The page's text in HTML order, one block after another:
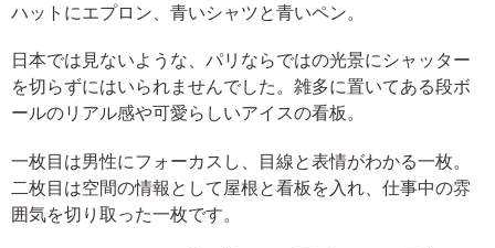
ハットにエプロン、青いシャツと青いペン。
日本では見ないような、パリならではの光景にシャッター
を切らずにはいられませんでした。雑多に置いてある段ボ
ールのリアル感や可愛らしいアイスの看板。
一枚目は男性にフォーカスし、目線と表情がわかる一枚。
二枚目は空間の情報として屋根と看板を入れ、仕事中の雰
囲気を切り取った一枚です。